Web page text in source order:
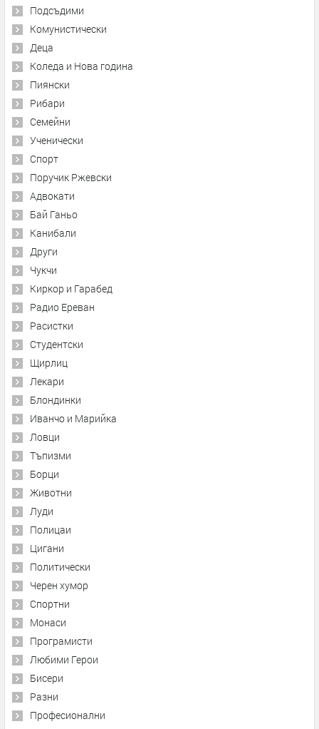
Подсъдими
Комунистически
Деца
Коледа и Нова година
Пиянски
Рибари
Семейни
Ученически
Спорт
Поручик Ржевски
Адвокати
Бай Ганьо
Канибали
Други
Чукчи
Киркор и Гарабед
Радио Ереван
Расистки
Студентски
Щирлиц
Лекари
Блондинки
Иванчо и Марийка
Ловци
Тъпизми
Борци
Животни
Луди
Полицаи
Цигани
Политически
Черен хумор
Спортни
Монаси
Програмисти
Любими Герои
Бисери
Разни
Професионални